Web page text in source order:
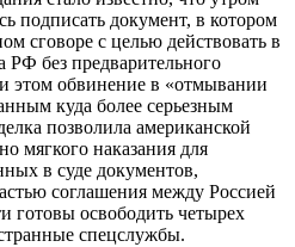
подписать документ, в котором
сговоре с целью действовать в
РФ без предварительного
обвинение в «отмывании
куда более серьезным
позволила американской
мягкого наказания для
в суде документов,
соглашения между Россией
готовы освободить четырех
спецслужбы.